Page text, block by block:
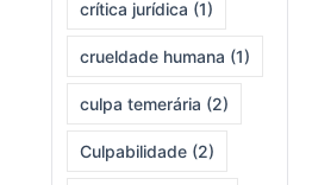
crítica jurídica (1)
crueldade humana (1)
culpa temerária (2)
Culpabilidade (2)